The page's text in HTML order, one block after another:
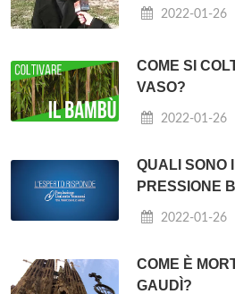
2022-01-26
COME SI
VASO?
2022-01-26
QUALI SONO
PRESSIONE
2022-01-26
COME È
GAUDÌ?